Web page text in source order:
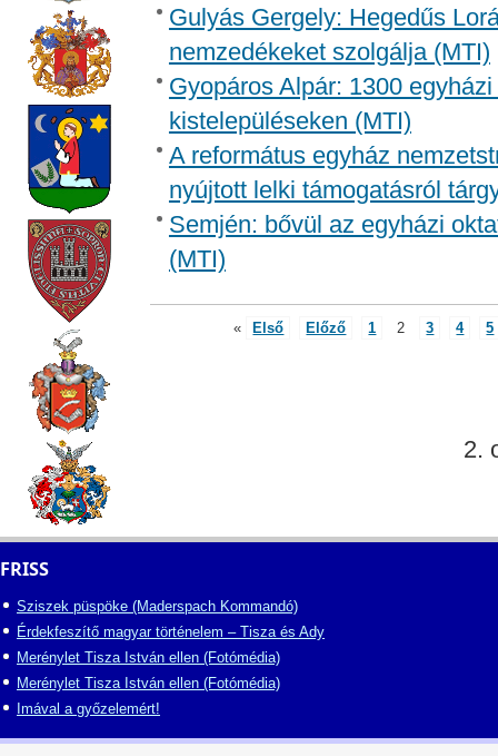
Gulyás Gergely: Hegedűs
nemzedékeket szolgálja (MTI)
Gyopáros Alpár: 1300
kistelepüléseken (MTI)
A református egyház
nyújtott lelki támogatásról
Semjén: bővül az egyházi
(MTI)
« Első Előző 1 2 3 4 5
2.
FRISS
Sziszek püspöke (Maderspach Kommandó)
Érdekfeszítő magyar történelem – Tisza és Ady
Merénylet Tisza István ellen (Fotómédia)
Merénylet Tisza István ellen (Fotómédia)
Imával a győzelemért!